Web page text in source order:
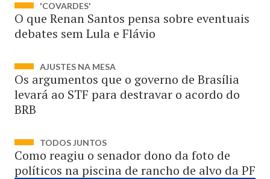
'COVARDES'
O que Renan Santos pensa sobre eventuais
debates sem Lula e Flávio
AJUSTES NA MESA
Os argumentos que o governo de Brasília
levará ao STF para destravar o acordo do
BRB
TODOS JUNTOS
Como reagiu o senador dono da foto de
políticos na piscina de rancho de alvo da PF